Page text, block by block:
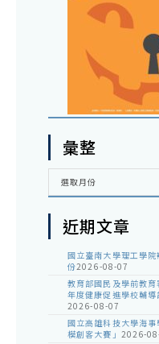
彙整
彙
選取月份
近期文章
國立臺南大學理工學
份2026-08-07
教育部國民及學前教
年度健康促進學校輔
2026-08-07
國立高雄科技大學海
模創客大賽」 2026-